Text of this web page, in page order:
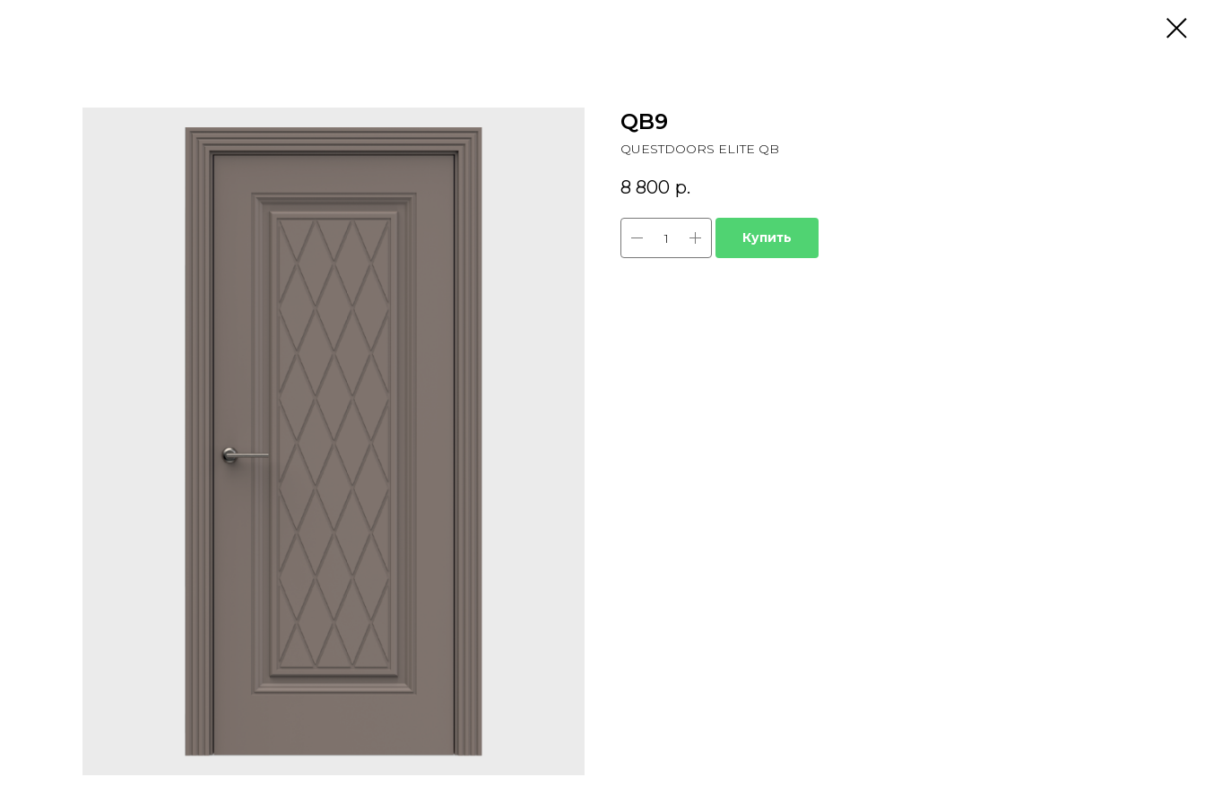
QB9
QUESTDOORS ELITE QB
8 800 р.
Купить